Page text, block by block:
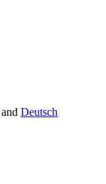
Deutsch